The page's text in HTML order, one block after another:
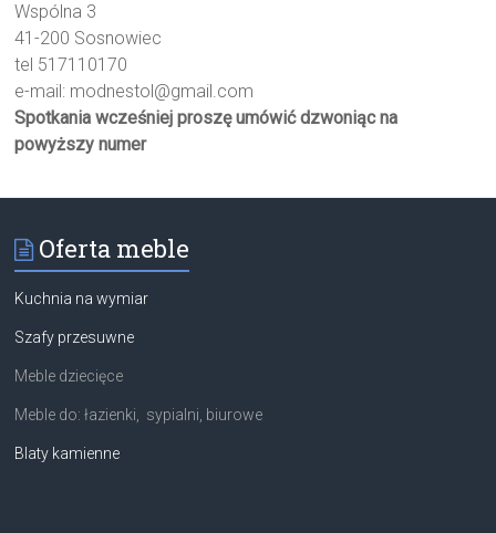
Wspólna 3
41-200 Sosnowiec
tel 517110170
e-mail: modnestol@gmail.com
Spotkania wcześniej proszę umówić dzwoniąc na
powyższy numer
Oferta meble
Kuchnia na wymiar
Szafy przesuwne
Meble dziecięce
Meble do: łazienki, sypialni, biurowe
Blaty kamienne